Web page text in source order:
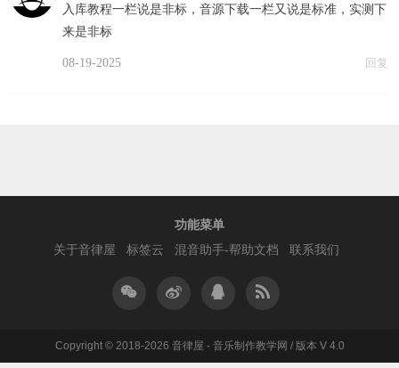
入库教程一栏说是非标，音源下载一栏又说是标准，实测下
来是非标
08-19-2025 回复
功能菜单
关于音律屋
标签云 混音助手-帮助文档 联系我们
Copyright © 2018-2026 音律屋 - 音乐制作教学网 / 版本 V 4.0